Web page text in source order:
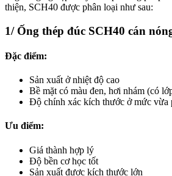
thiện, SCH40 được phân loại như sau:
1/ Ống thép đúc SCH40 cán
Đặc điểm:
Sản xuất ở nhiệt độ cao
Bề mặt có màu đen, hơi nhám (có
Độ chính xác kích thước ở mức vừa
Ưu điểm:
Giá thành hợp lý
Độ bền cơ học tốt
Sản xuất được kích thước lớn